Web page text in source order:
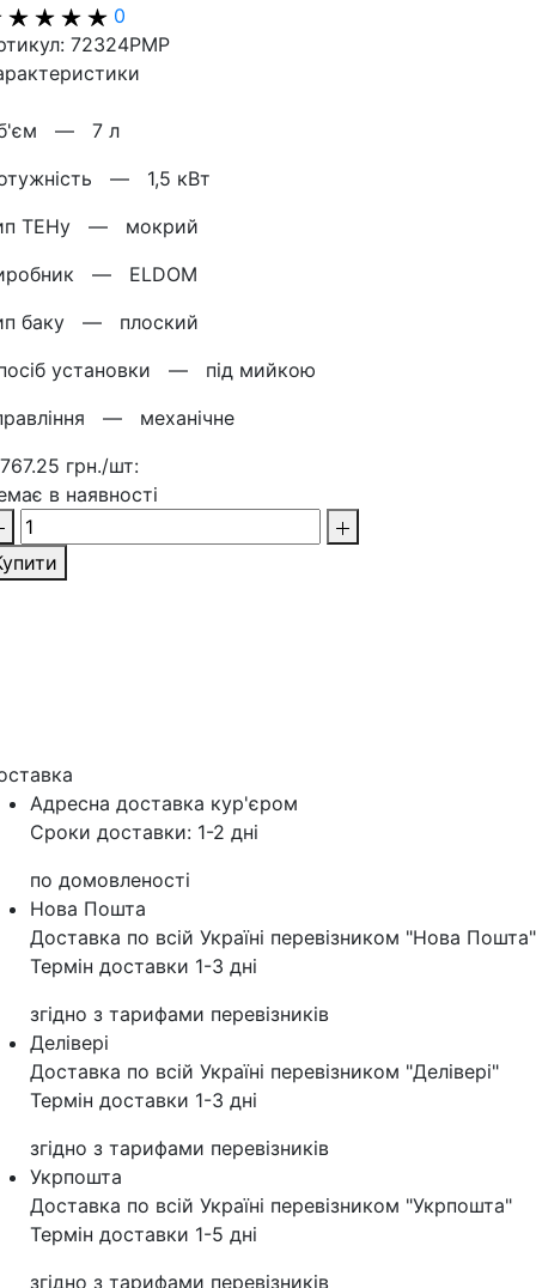
0
72324PMP
— 7 л
— 1,5 кВт
ТЕНу — мокрий
— ELDOM
баку — плоский
установки — під мийкою
— механічне
грн./шт:
в наявності
Адресна доставка кур'‎єром
Сроки доставки: 1-2 дні
по домовленості
Нова Пошта
Доставка по всій Україні перевізником "Нова Пошта"
Термін доставки 1-3 дні
згідно з тарифами перевізників
Делівері
Доставка по всій Україні перевізником "Делівері"
Термін доставки 1-3 дні
згідно з тарифами перевізників
Укрпошта
Доставка по всій Україні перевізником "Укрпошта"
Термін доставки 1-5 дні
згідно з тарифами перевізників